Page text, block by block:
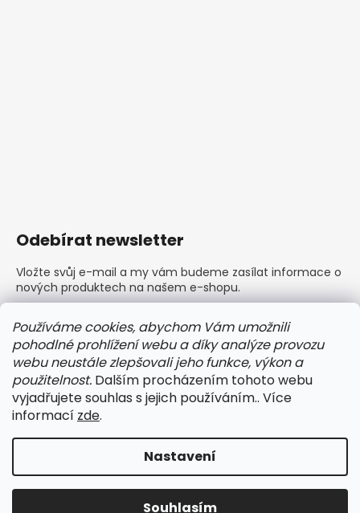
Používáme cookies, abychom Vám umožnili
pohodlné prohlížení webu a díky analýze provozu
webu neustále zlepšovali jeho funkce, výkon a
použitelnost. Dalším procházením tohoto webu
vyjadřujete souhlas s jejich používáním.. Více
informací zde.
Nastavení
Souhlasím
Odebírat newsletter
Vložte svůj e-mail a my vám budeme zasílat informace o
nových produktech na našem e-shopu.
Vložením e-mailu souhlasíte spodmínkami ochrany
osobních údajů
PŘIHLÁSIT SE
Copyright 2026BARLEY dámské a pánské prádlo.
Všechna práva vyhrazena.